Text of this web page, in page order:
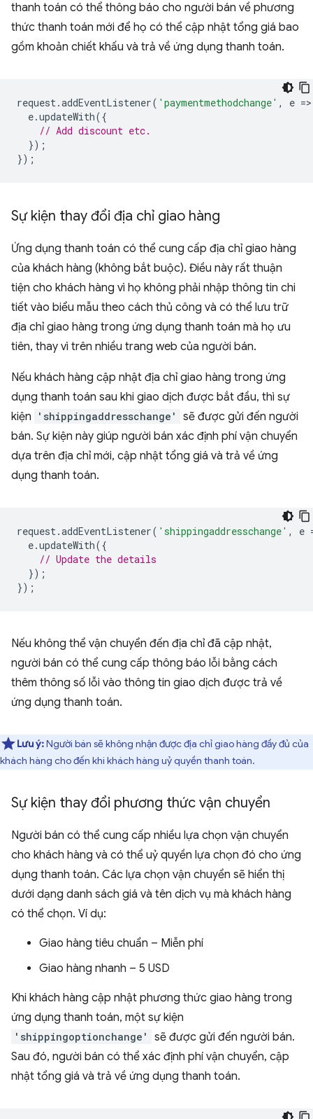
thanh toán có thể thông báo cho người bán về phương
thức thanh toán mới để họ có thể cập nhật tổng giá bao
gồm khoản chiết khấu và trả về ứng dụng thanh toán.
request.addEventListener( 'paymentmethodchange' , e =>
e.updateWith({
// Add discount etc.
});
});
Sự kiện thay đổi địa chỉ giao hàng
Ứng dụng thanh toán có thể cung cấp địa chỉ giao hàng
của khách hàng (không bắt buộc). Điều này rất thuận
tiện cho khách hàng vì họ không phải nhập thông tin chi
tiết vào biểu mẫu theo cách thủ công và có thể lưu trữ
địa chỉ giao hàng trong ứng dụng thanh toán mà họ ưu
tiên, thay vì trên nhiều trang web của người bán.
Nếu khách hàng cập nhật địa chỉ giao hàng trong ứng
dụng thanh toán sau khi giao dịch được bắt đầu, thì sự
kiện
'shippingaddresschange'
sẽ được gửi đến người
bán. Sự kiện này giúp người bán xác định phí vận chuyển
dựa trên địa chỉ mới, cập nhật tổng giá và trả về ứng
dụng thanh toán.
request.addEventListener( 'shippingaddresschange' , e
e.updateWith({
// Update the details
});
});
Nếu không thể vận chuyển đến địa chỉ đã cập nhật,
người bán có thể cung cấp thông báo lỗi bằng cách
thêm thông số lỗi vào thông tin giao dịch được trả về
ứng dụng thanh toán.
Lưu ý:Người bán sẽ không nhận được địa chỉ giao hàng đầy đủ của
khách hàng cho đến khi khách hàng uỷ quyền thanh toán.
Sự kiện thay đổi phương thức vận chuyển
Người bán có thể cung cấp nhiều lựa chọn vận chuyển
cho khách hàng và có thể uỷ quyền lựa chọn đó cho ứng
dụng thanh toán. Các lựa chọn vận chuyển sẽ hiển thị
dưới dạng danh sách giá và tên dịch vụ mà khách hàng
có thể chọn. Ví dụ:
Giao hàng tiêu chuẩn – Miễn phí
Giao hàng nhanh – 5 USD
Khi khách hàng cập nhật phương thức giao hàng trong
ứng dụng thanh toán, một sự kiện
'shippingoptionchange'
sẽ được gửi đến người bán.
Sau đó, người bán có thể xác định phí vận chuyển, cập
nhật tổng giá và trả về ứng dụng thanh toán.